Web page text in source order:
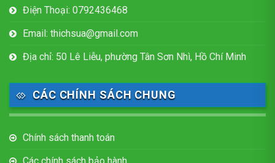
Điện Thoại: 0792436468
Email: thichsua@gmail.com
Địa chỉ: 50 Lê Liễu, phường Tân Sơn Nhì, Hồ Chí Minh
CÁC CHÍNH SÁCH CHUNG
Chính sách thanh toán